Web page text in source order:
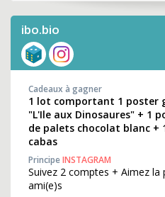
ibo.bio
Cadeaux à gagner
1 lot comportant 1 poster
"L'Ile aux Dinosaures" + 1
de palets chocolat blanc +
cabas
PrincipeINSTAGRAM
Suivez 2 comptes + Aimez la
ami(e)s